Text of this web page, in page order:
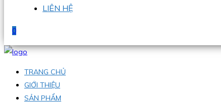
LIÊN HỆ
0
TRANG CHỦ
GIỚI THIỆU
SẢN PHẨM